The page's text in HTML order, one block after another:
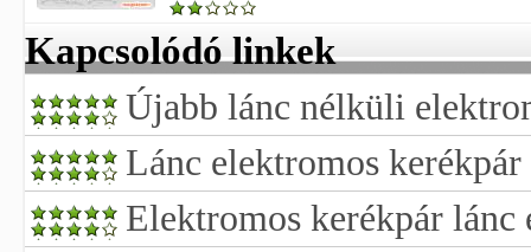
Kapcsolódó linkek
Újabb lánc nélküli
Lánc elektromos kerékpár
Elektromos kerékpár lánc